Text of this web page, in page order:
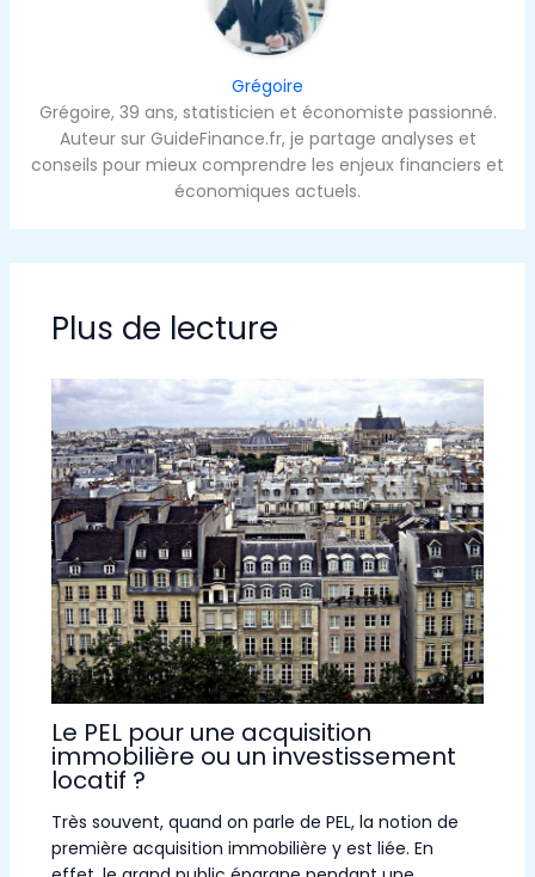
Grégoire
Grégoire, 39 ans, statisticien et économiste passionné.
Auteur sur GuideFinance.fr, je partage analyses et
conseils pour mieux comprendre les enjeux financiers et
économiques actuels.
Plus de lecture
Le PEL pour une acquisition
immobilière ou un investissement
locatif ?
Très souvent, quand on parle de PEL, la notion de
première acquisition immobilière y est liée. En